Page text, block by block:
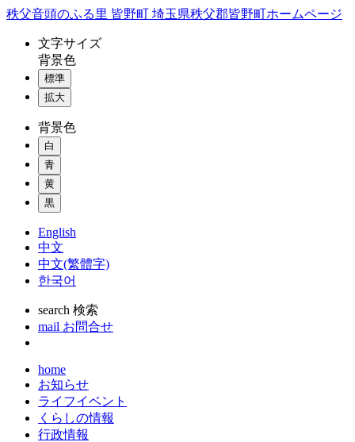
コ
秩父音頭のふる里 皆野町 埼玉県秩父郡皆野町ホームページ
文字サイズ
背景色
標準
拡大
背景色
白
青
黄
黒
English
中文
中文(繁體字)
한국어
search 検索
mail お問合せ
home
お知らせ
ライフイベント
くらしの情報
行政情報